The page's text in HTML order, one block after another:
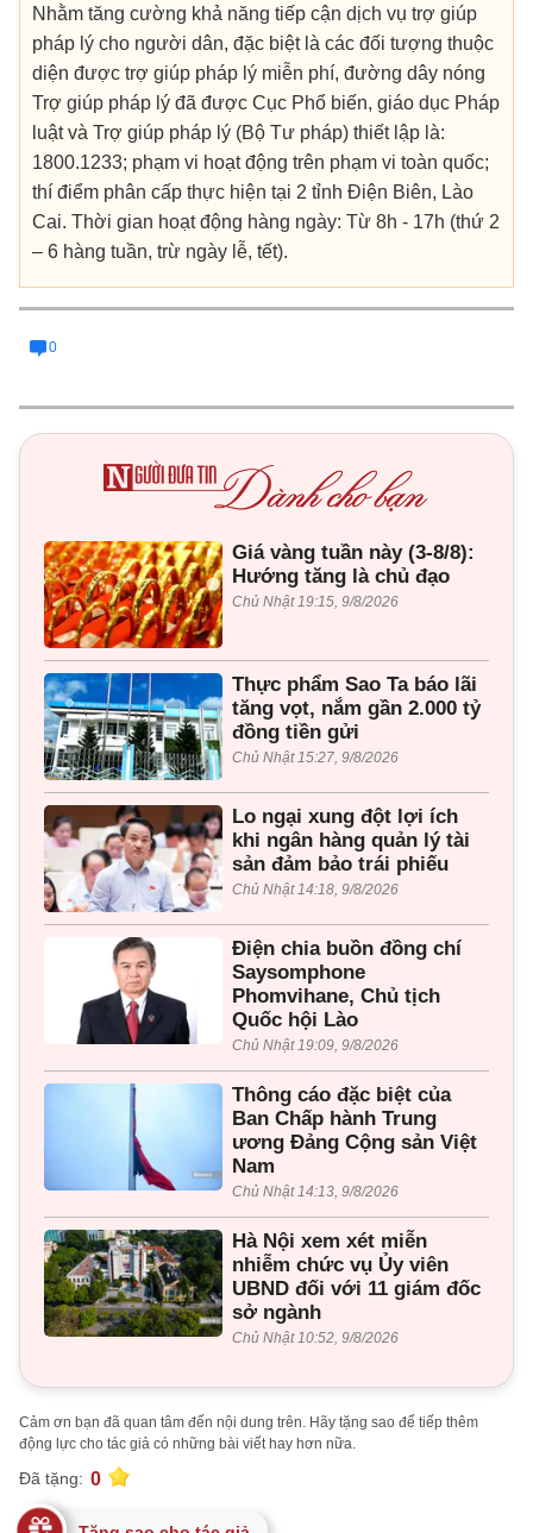
Nhằm tăng cường khả năng tiếp cận dịch vụ trợ giúp
pháp lý cho người dân, đặc biệt là các đối tượng thuộc
diện được trợ giúp pháp lý miễn phí, đường dây nóng
Trợ giúp pháp lý đã được Cục Phổ biến, giáo dục Pháp
luật và Trợ giúp pháp lý (Bộ Tư pháp) thiết lập là:
1800.1233; phạm vi hoạt động trên phạm vi toàn quốc;
thí điểm phân cấp thực hiện tại 2 tỉnh Điện Biên, Lào
Cai. Thời gian hoạt động hàng ngày: Từ 8h - 17h (thứ 2
– 6 hàng tuần, trừ ngày lễ, tết).
0
Giá vàng tuần này (3-8/8):
Hướng tăng là chủ đạo
Chủ Nhật 19:15, 9/8/2026
Thực phẩm Sao Ta báo lãi
tăng vọt, nắm gần 2.000 tỷ
đồng tiền gửi
Chủ Nhật 15:27, 9/8/2026
Lo ngại xung đột lợi ích
khi ngân hàng quản lý tài
sản đảm bảo trái phiếu
Chủ Nhật 14:18, 9/8/2026
Điện chia buồn đồng chí
Saysomphone
Phomvihane, Chủ tịch
Quốc hội Lào
Chủ Nhật 19:09, 9/8/2026
Thông cáo đặc biệt của
Ban Chấp hành Trung
ương Đảng Cộng sản Việt
Nam
Chủ Nhật 14:13, 9/8/2026
Hà Nội xem xét miễn
nhiễm chức vụ Ủy viên
UBND đối với 11 giám đốc
sở ngành
Chủ Nhật 10:52, 9/8/2026
Cảm ơn bạn đã quan tâm đến nội dung trên. Hãy tặng sao để tiếp thêm
động lực cho tác giả có những bài viết hay hơn nữa.
Đã tặng: 0